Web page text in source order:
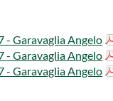
- ​Garavaglia Angelo​​
- ​Garavaglia Angelo​
- ​Garavaglia Angelo